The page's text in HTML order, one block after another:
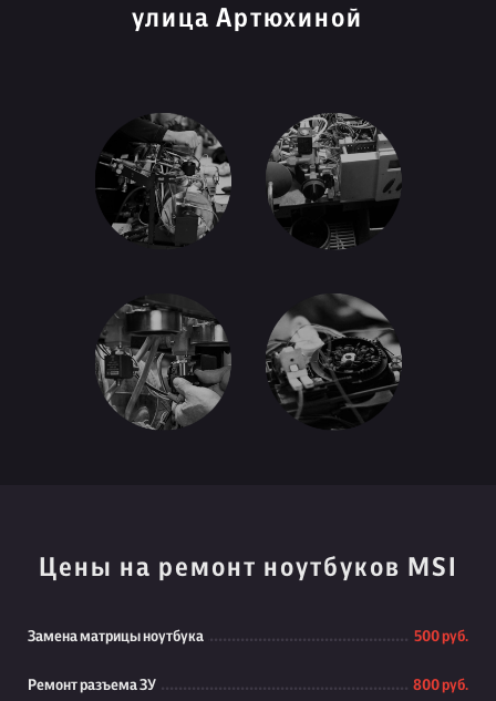
улица Артюхиной
Цены на ремонт ноутбуков MSI
Замена матрицы ноутбука 500 руб.
Ремонт разъема ЗУ 800 руб.